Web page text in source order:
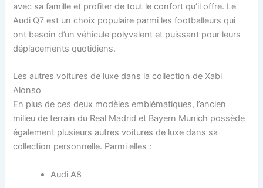
avec sa famille et profiter de tout le confort qu’il offre. Le
Audi Q7 est un choix populaire parmi les footballeurs qui
ont besoin d’un véhicule polyvalent et puissant pour leurs
déplacements quotidiens.
Les autres voitures de luxe dans la collection de Xabi
Alonso
En plus de ces deux modèles emblématiques, l’ancien
milieu de terrain du Real Madrid et Bayern Munich possède
également plusieurs autres voitures de luxe dans sa
collection personnelle. Parmi elles :
Audi A8